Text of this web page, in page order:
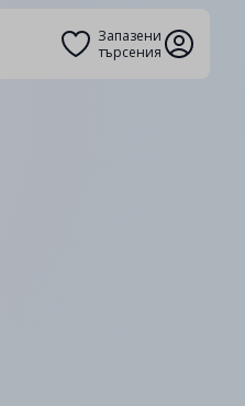
Запазени
търсения